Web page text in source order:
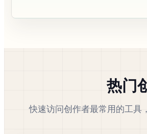
热门
快速访问创作者最常用的工具